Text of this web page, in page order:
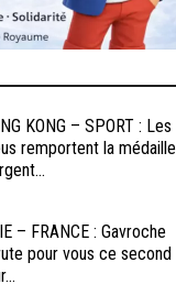
KONG – SPORT : Les
remportent la médaille
– FRANCE : Gavroche
pour vous ce second